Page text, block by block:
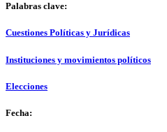
Palabras clave:
Cuestiones Políticas y Jurídicas
Instituciones y movimientos políticos
Elecciones
Fecha: